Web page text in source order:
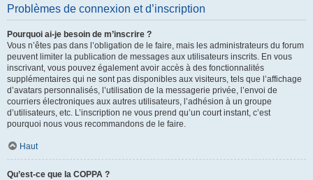
Problèmes de connexion et d’inscription
Pourquoi ai-je besoin de m’inscrire ?
Vous n’êtes pas dans l’obligation de le faire, mais les administrateurs du forum
peuvent limiter la publication de messages aux utilisateurs inscrits. En vous
inscrivant, vous pouvez également avoir accès à des fonctionnalités
supplémentaires qui ne sont pas disponibles aux visiteurs, tels que l’affichage
d’avatars personnalisés, l’utilisation de la messagerie privée, l’envoi de
courriers électroniques aux autres utilisateurs, l’adhésion à un groupe
d’utilisateurs, etc. L’inscription ne vous prend qu’un court instant, c’est
pourquoi nous vous recommandons de le faire.
Haut
Qu’est-ce que la COPPA ?